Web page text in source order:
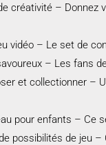
créativité – Donnez
vidéo – Le set de
– Les fans
et collectionner –
pour enfants – Ce
possibilités de jeu